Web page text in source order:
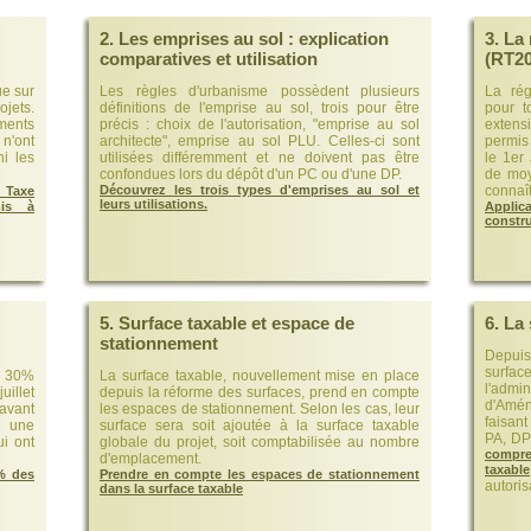
sur
les
à
2. Les emprises au sol : explication
comparatives et utilisation
Les règles d'urbanisme possèdent plusieurs
définitions de l'emprise au sol, trois pour être
précis : choix de l'autorisation, "emprise au sol
architecte", emprise au sol PLU. Celles-ci sont
utilisées différemment et ne doivent pas être
confondues lors du dépôt d'un PC ou d'une DP.
Découvrez les trois types d'emprises au sol et
leurs utilisations.
3. La
La
pour
le 1er
de
30%
une
ont
des
5. Surface taxable et espace de
stationnement
La surface taxable, nouvellement mise en place
depuis la réforme des surfaces, prend en compte
les espaces de stationnement. Selon les cas, leur
surface sera soit ajoutée à la surface taxable
globale du projet, soit comptabilisée au nombre
d'emplacement.
Prendre en compte les espaces de stationnement
dans la surface taxable
6. La
PA,
taxable